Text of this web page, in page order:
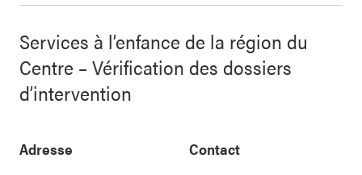
Services à l’enfance de la région du
Centre – Vérification des dossiers
d’intervention
Adresse Contact